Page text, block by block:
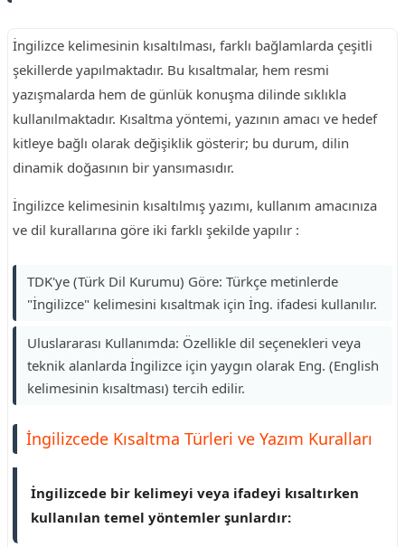
İngilizce kelimesinin kısaltılması, farklı bağlamlarda çeşitli
şekillerde yapılmaktadır. Bu kısaltmalar, hem resmi
yazışmalarda hem de günlük konuşma dilinde sıklıkla
kullanılmaktadır. Kısaltma yöntemi, yazının amacı ve hedef
kitleye bağlı olarak değişiklik gösterir; bu durum, dilin
dinamik doğasının bir yansımasıdır.
İngilizce kelimesinin kısaltılmış yazımı, kullanım amacınıza
ve dil kurallarına göre iki farklı şekilde yapılır :
TDK'ye (Türk Dil Kurumu) Göre: Türkçe metinlerde
"İngilizce" kelimesini kısaltmak için İng. ifadesi kullanılır.
Uluslararası Kullanımda: Özellikle dil seçenekleri veya
teknik alanlarda İngilizce için yaygın olarak Eng. (English
kelimesinin kısaltması) tercih edilir.
İngilizcede Kısaltma Türleri ve Yazım Kuralları
İngilizcede bir kelimeyi veya ifadeyi kısaltırken
kullanılan temel yöntemler şunlardır: